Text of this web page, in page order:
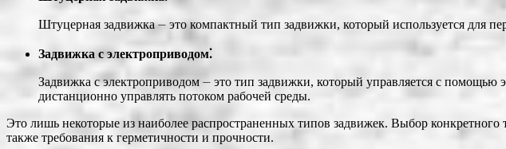
Штуцерная задвижка ⏤ это компактный тип задвижки, который используется для
Задвижка с электроприводом⁚
Задвижка с электроприводом ⏤ это тип задвижки, который управляется с помощью
дистанционно управлять потоком рабочей среды.
Это лишь некоторые из наиболее распространенных типов задвижек. Выбор конкретного
также требования к герметичности и прочности.